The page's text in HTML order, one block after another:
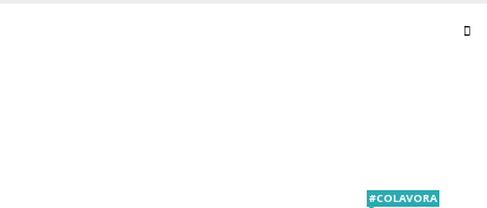
#COLAVORA